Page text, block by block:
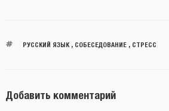
РУССКИЙ ЯЗЫК, СОБЕСЕДОВАНИЕ, СТРЕСС
Добавить комментарий